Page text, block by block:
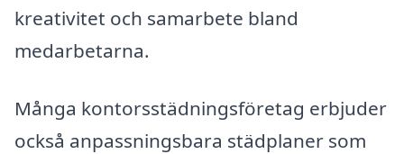
kreativitet och samarbete bland
medarbetarna.
Många kontorsstädningsföretag erbjuder
också anpassningsbara städplaner som